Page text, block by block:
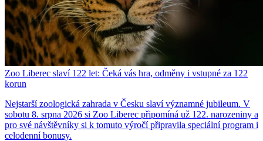
Zoo Liberec slaví 122 let: Čeká vás hra, odměny i vstupné za 122
korun
Nejstarší zoologická zahrada v Česku slaví významné jubileum. V
sobotu 8. srpna 2026 si Zoo Liberec připomíná už 122. narozeniny a
pro své návštěvníky si k tomuto výročí připravila speciální program i
celodenní bonusy.